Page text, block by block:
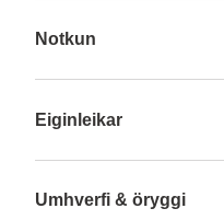
Notkun
Eiginleikar
Umhverfi & öryggi